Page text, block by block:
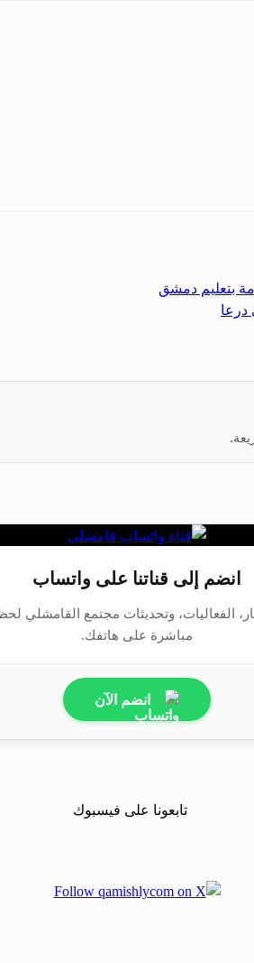
درعا
انضم إلى قناتنا على واتساب
الفعاليات، وتحديثات مجتمع القامشلي
مباشرة على هاتفك.
انضم الآن